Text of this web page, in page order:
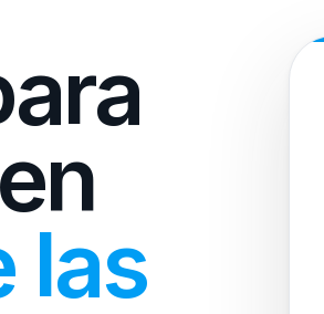
las